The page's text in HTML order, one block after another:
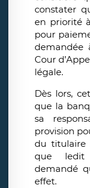
constater
en priorité
pour
demandée
Cour
légale.
Dès lors,
que la
sa
provision
du titulaire
que ledit
demandé
effet.